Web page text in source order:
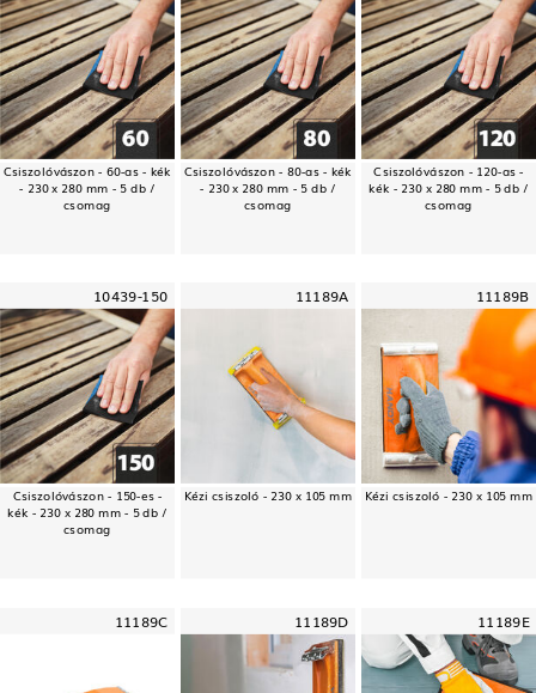
Csiszolóvászon - 60-as - kék
- 230 x 280 mm - 5 db /
csomag
Csiszolóvászon - 80-as - kék
- 230 x 280 mm - 5 db /
csomag
Csiszolóvászon - 120-as -
kék - 230 x 280 mm - 5 db /
csomag
10439-150
Csiszolóvászon - 150-es -
kék - 230 x 280 mm - 5 db /
csomag
11189A
Kézi csiszoló - 230 x 105 mm
11189B
Kézi csiszoló - 230 x 105 mm
11189C 11189D 11189E